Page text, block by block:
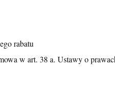
rabatu
w art. 38 a. Ustawy o